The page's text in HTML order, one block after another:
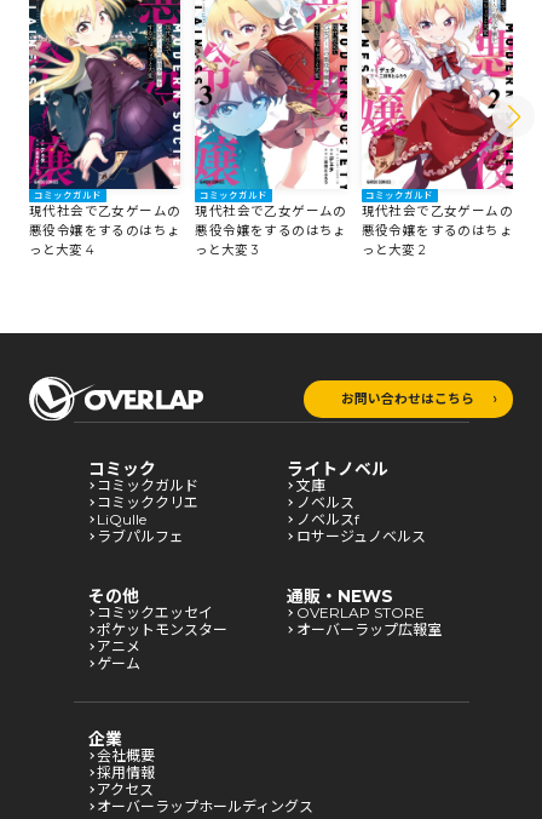
コミックガルド
現代社会で乙女ゲームの
悪役令嬢をするのはちょ
っと大変 4
コミックガルド
現代社会で乙女ゲームの
悪役令嬢をするのはちょ
っと大変 3
コミックガルド
現代社会で乙女ゲームの
悪役令嬢をするのはちょ
っと大変 2
お問い合わせはこちら
コミック
コミックガルド
コミッククリエ
LiQulle
ラブパルフェ
ライトノベル
文庫
ノベルス
ノベルスf
ロサージュノベルス
その他
コミックエッセイ
ポケットモンスター
アニメ
ゲーム
通販・NEWS
OVERLAP STORE
オーバーラップ広報室
企業
会社概要
採用情報
アクセス
オーバーラップホールディングス